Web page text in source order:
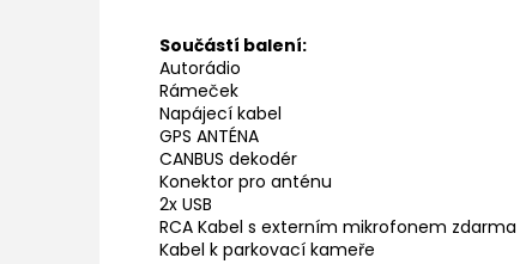
Součástí balení:
Autorádio
Rámeček
Napájecí kabel
GPS ANTÉNA
CANBUS dekodér
Konektor pro anténu
2x USB
RCA Kabel s externím mikrofonem zdarma
Kabel k parkovací kameře